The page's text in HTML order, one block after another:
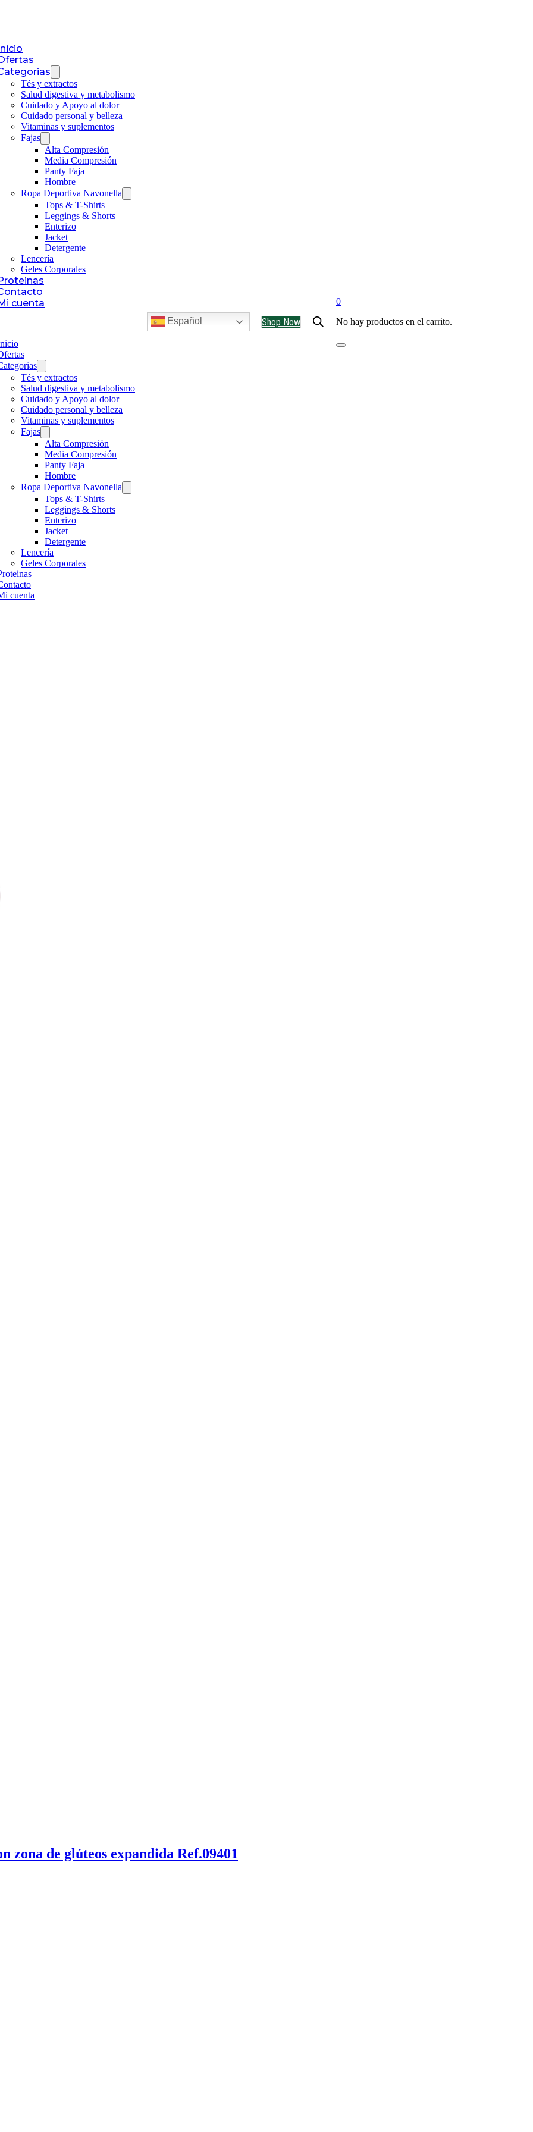
Tés y extractos
Salud digestiva y metabolismo
Cuidado y Apoyo al dolor
Cuidado personal y belleza
Vitaminas y suplementos
Fajas
Alta Compresión
Media Compresión
Panty Faja
Hombre
Ropa Deportiva Navonella
Tops & T-Shirts
Leggings & Shorts
Enterizo
Jacket
Detergente
Lencería
Geles Corporales
cuenta
Tés y extractos
Salud digestiva y metabolismo
Cuidado y Apoyo al dolor
Cuidado personal y belleza
Vitaminas y suplementos
Fajas
Alta Compresión
Media Compresión
Panty Faja
Hombre
Ropa Deportiva Navonella
Tops & T-Shirts
Leggings & Shorts
Enterizo
Jacket
Detergente
Lencería
Geles Corporales
cuenta
Español Shop Now
0
No hay productos en el carrito.
zona de glúteos expandida Ref.09401